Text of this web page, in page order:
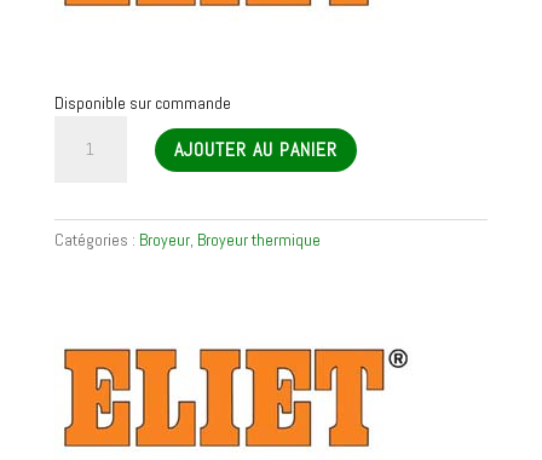
Disponible sur commande
MAJOR
GX270
AJOUTER AU PANIER
Catégories : Broyeur, Broyeur thermique